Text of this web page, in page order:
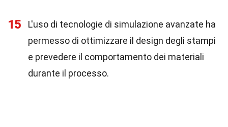
15
L'uso di tecnologie di simulazione avanzate ha
permesso di ottimizzare il design degli stampi
e prevedere il comportamento dei materiali
durante il processo.